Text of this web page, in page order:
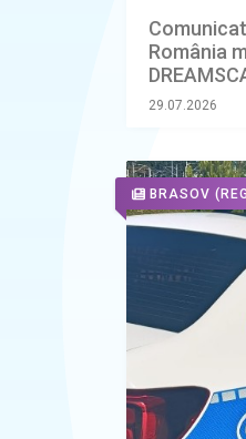
România
29.07.2026
BRASOV